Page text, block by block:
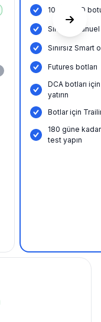
10 COMBO
Sınırsız
Sınırsız Smart
Futures botları
DCA botları
yatırın
Botlar için
180 güne
test yapın